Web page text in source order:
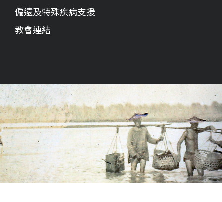
偏遠及特殊疾病支援
教會連結